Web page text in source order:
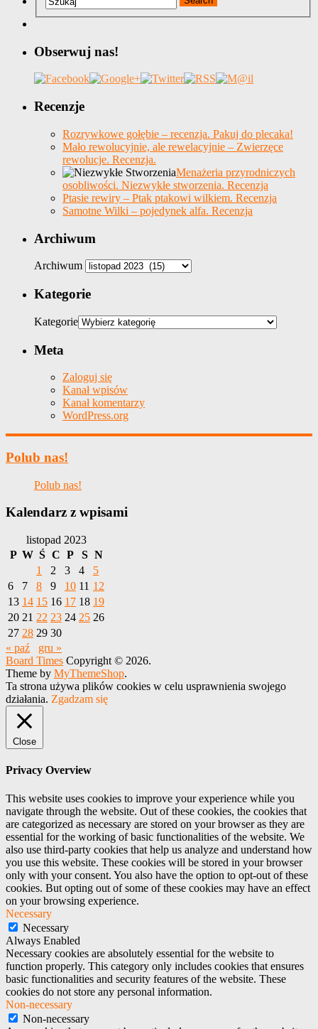
Obserwuj nas!
Recenzje
Rozrywkowe gołębie – recenzja. Pakuj do plecaka!
Mało rewolucyjnie, ale rewelacyjnie – Zwierzęce
rewolucje. Recenzja.
Menażeria przyrodniczych
osobliwości. Niezwykłe stworzenia. Recenzja
Ptasie rewiry – Ptak ptakowi wilkiem. Recenzja
Samotne Wilki – pojedynek alfa. Recenzja
Archiwum
Archiwum
Kategorie
Kategorie
Meta
Zaloguj się
Kanał wpisów
Kanał komentarzy
WordPress.org
Polub nas!
Polub nas!
Kalendarz z wpisami
listopad 2023
P W Ś C P S N
1
2 3 4
5
6
7 8 9 10 11 12
13 14 15 16 17 18 19
20 21 22 23 24 25 26
27 28 29 30
« paź
gru »
Board Times Copyright © 2026.
Theme by MyThemeShop.
Ta strona używa plików cookies w celu usprawnienia swojego
działania. Zgadzam się
Close
Privacy Overview
This website uses cookies to improve your experience while you
navigate through the website. Out of these cookies, the cookies that
are categorized as necessary are stored on your browser as they are
essential for the working of basic functionalities of the website. We
also use third-party cookies that help us analyze and understand how
you use this website. These cookies will be stored in your browser
only with your consent. You also have the option to opt-out of these
cookies. But opting out of some of these cookies may have an effect
on your browsing experience.
Necessary
Necessary
Always Enabled
Necessary cookies are absolutely essential for the website to
function properly. This category only includes cookies that ensures
basic functionalities and security features of the website. These
cookies do not store any personal information.
Non-necessary
Non-necessary